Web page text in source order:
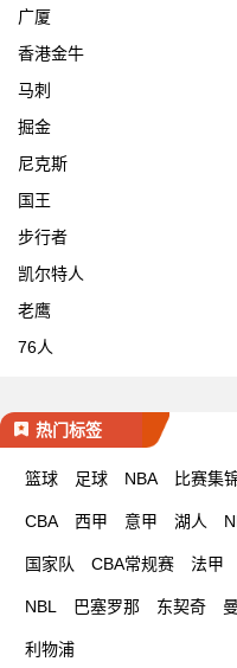
广厦
香港金牛
马刺
掘金
尼克斯
国王
步行者
凯尔特人
老鹰
76人
热门标签
篮球 足球 NBA 比赛集
CBA 西甲 意甲 湖人
国家队 CBA常规赛 法甲
NBL 巴塞罗那 东契奇
利物浦